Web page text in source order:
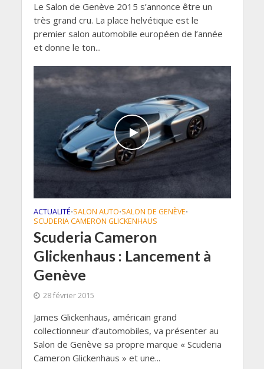
Le Salon de Genève 2015 s’annonce être un
très grand cru. La place helvétique est le
premier salon automobile européen de l’année
et donne le ton...
ACTUALITÉ•SALON AUTO•SALON DE GENÈVE•
SCUDERIA CAMERON GLICKENHAUS
Scuderia Cameron
Glickenhaus : Lancement à
Genève
28 février 2015
James Glickenhaus, américain grand
collectionneur d’automobiles, va présenter au
Salon de Genève sa propre marque « Scuderia
Cameron Glickenhaus » et une...